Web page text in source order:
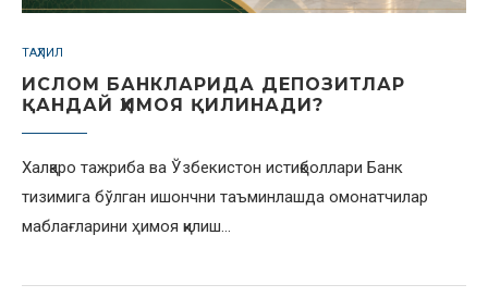
ТАҲЛИЛ
ИСЛОМ БАНКЛАРИДА ДЕПОЗИТЛАР
ҚАНДАЙ ҲИМОЯ ҚИЛИНАДИ?
Халқаро тажриба ва Ўзбекистон истиқболлари Банк
тизимига бўлган ишончни таъминлашда омонатчилар
маблағларини ҳимоя қилиш…